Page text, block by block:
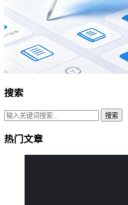
搜索
搜索
热门文章